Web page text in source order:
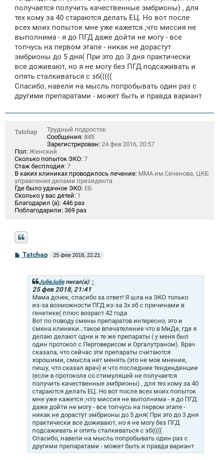
получается получить качественные эмбрионы) , для
тех кому за 40 стараются делать ЕЦ. Но вот после
всех моих попыток мне уже кажется ,что миссия не
выполнима - я до ПГД даже дойти не могу - все
топчусь на первом этапе - никак не дорастут
эмбрионы до 5 дня( При это до 3 дня практически
все доживают, но я не могу без ПГД подсаживать и
опять сталкиваться с зб(((((
Спасибо, навели на мысль попробывать один раз с
другими препаратами - может быть и правда вариант
Tatchap
Трудный подросток
Сообщения: 845
Зарегистрирован: 24 фев 2016, 20:57
Пол: Женский
Сколько попыток ЭКО: 7
Стаж бесплодия: 7
В каких клиниках проводилось лечение: ММА им.Сеченова, ЦКБ
управления делами президента
Где было удачное ЭКО: ЕБ
Сколько у вас детей: 1
Благодарил (а): 446 раз
Поблагодарили: 369 раз
СTatchap 25 фев 2018, 22:21
JulieJulieписал(а): ↑
25 фев 2018, 21:41
Мама дочек, спасибо за ответ! Я шла на ЭКО только
из-за возможности ПГД из-за 3х зб с причинами в
генетике( плюс возраст 42 года
Вот по поводу смены препаратов интересно, это и
смена клиники...такое впечателение что в МиДе, где я
делаю делают одни и те же препараты ( у меня был
один протокол с Перговерисом и Оргалутраном). Врач
сказала, что сейчас эти препараты считаются
хорошими, смысла нет менять (это не мое мнение,
пишу, что сказал врач) и что последние тенденденции
(если в протоколе со стимуляцей не получается
получить качественные эмбрионы) , для тех кому за 40
стараются делать ЕЦ. Но вот после всех моих попыток
мне уже кажется ,что миссия не выполнима - я до ПГД
даже дойти не могу - все топчусь на первом этапе -
никак не дорастут эмбрионы до 5 дня( При это до 3 дня
практически все доживают, но я не могу без ПГД
подсаживать и опять сталкиваться с зб(((((
Спасибо, навели на мысль попробывать один раз с
другими препаратами - может быть и правда вариант